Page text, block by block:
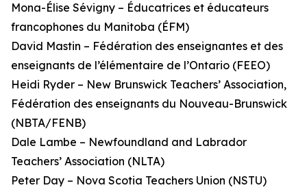
Mona-Élise Sévigny – Éducatrices et éducateurs
francophones du Manitoba (ÉFM)
David Mastin – Fédération des enseignantes et des
enseignants de l’élémentaire de l’Ontario (FEEO)
Heidi Ryder – New Brunswick Teachers’ Association,
Fédération des enseignants du Nouveau-Brunswick
(NBTA/FENB)
Dale Lambe – Newfoundland and Labrador
Teachers’ Association (NLTA)
Peter Day – Nova Scotia Teachers Union (NSTU)